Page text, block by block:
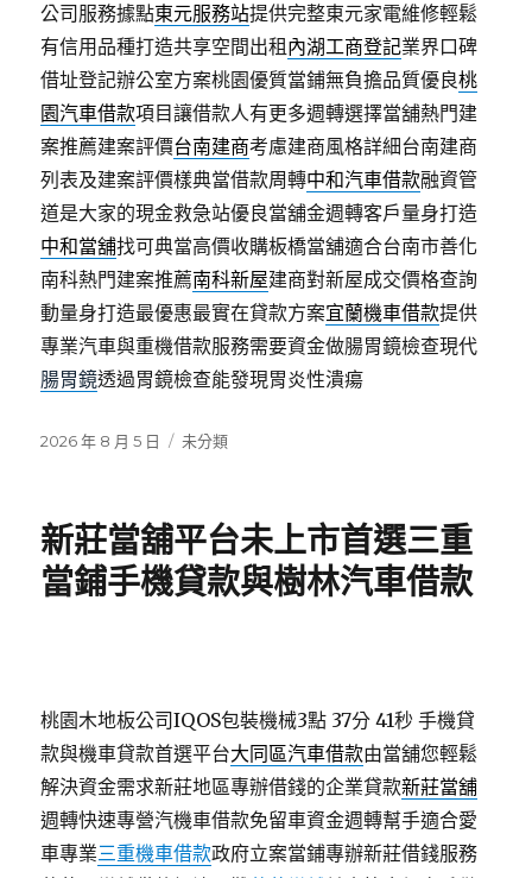
公司服務據點東元服務站提供完整東元家電維修輕鬆
有信用品種打造共享空間出租 內湖工商登記業界口碑
借址登記辦公室方案桃園優質當鋪無負擔品質優良桃
園汽車借款項目讓借款人有更多週轉選擇當舖熱門建
案推薦建案評價台南建商考慮建商風格詳細台南建商
列表及建案評價樣典當借款周轉中和汽車借款融資管
道是大家的現金救急站優良當舖金週轉客戶量身打造
中和當舖找可典當高價收購板橋當舖適合台南市善化
南科熱門建案推薦南科新屋建商對新屋成交價格查詢
動量身打造最優惠最實在貸款方案宜蘭機車借款提供
專業汽車與重機借款服務需要資金做腸胃鏡檢查現代
腸胃鏡透過胃鏡檢查能發現胃炎性潰瘍
發
2026 年 8 月 5 日
分
未分類
新莊當舖平台未上市首選三重
當鋪手機貸款與樹林汽車借款
桃園木地板公司IQOS包裝機械3點 37分 41秒 手機貸
款與機車貸款首選平台大同區汽車借款由當舖您輕鬆
解決資金需求新莊地區專辦借錢的企業貸款新莊當舖
週轉快速專營汽機車借款免留車資金週轉幫手適合愛
車專業三重機車借款政府立案當鋪專辦新莊借錢服務